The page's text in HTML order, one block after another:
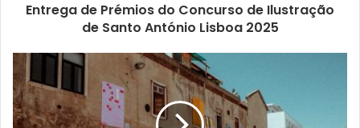
Entrega de Prémios do Concurso de Ilustração
de Santo António Lisboa 2025